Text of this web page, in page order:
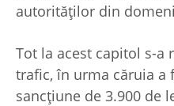
autorităților din
Tot la acest capitol s-a
trafic, în urma căruia a
sancțiune de 3.900 de